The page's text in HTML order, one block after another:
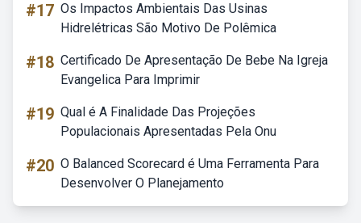
#17 Os Impactos Ambientais Das Usinas
Hidrelétricas São Motivo De Polêmica
#18 Certificado De Apresentação De Bebe Na Igreja
Evangelica Para Imprimir
#19 Qual é A Finalidade Das Projeções
Populacionais Apresentadas Pela Onu
#20 O Balanced Scorecard é Uma Ferramenta Para
Desenvolver O Planejamento